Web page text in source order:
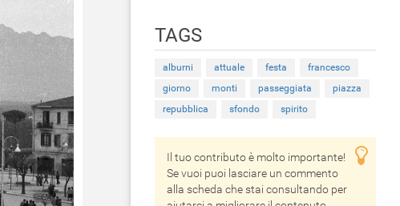
TAGS
alburni attuale festa
francesco
giorno
monti passeggiata
piazza
repubblica
sfondo spirito
Il tuo contributo è molto importante!
Se vuoi puoi lasciare un commento
alla scheda che stai consultando per